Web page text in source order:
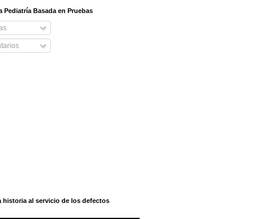
Pediatría Basada en Pruebas
historia al servicio de los defectos